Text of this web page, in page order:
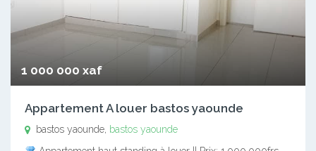
1 000 000 xaf
Appartement A louer bastos yaounde
bastos yaounde, bastos yaounde